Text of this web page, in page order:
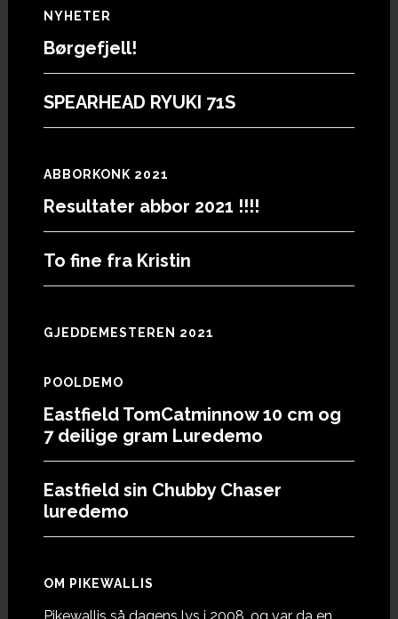
Footer
NYHETER
Børgefjell!
SPEARHEAD RYUKI 71S
ABBORKONK 2021
Resultater abbor 2021 !!!!
To fine fra Kristin
GJEDDEMESTEREN 2021
POOLDEMO
Eastfield TomCatminnow 10 cm og
7 deilige gram Luredemo
Eastfield sin Chubby Chaser
luredemo
OM PIKEWALLIS